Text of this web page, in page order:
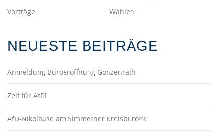
Vorträge
Wahlen
NEUESTE BEITRÄGE
Anmeldung Büroeröffnung Gonzenrath
Zeit für AfD!
AfD-Nikoläuse am Simmerner Kreisbüro￼